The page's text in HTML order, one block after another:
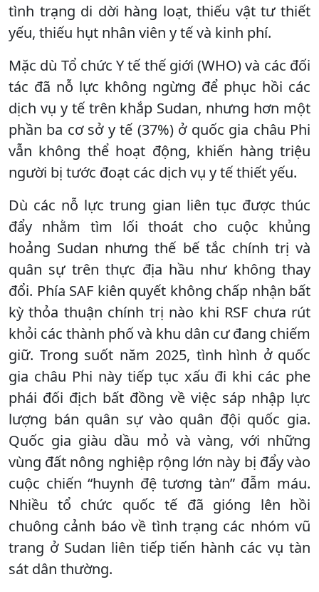
tình trạng di dời hàng loạt, thiếu vật tư thiết
yếu, thiếu hụt nhân viên y tế và kinh phí.
Mặc dù Tổ chức Y tế thế giới (WHO) và các đối
tác đã nỗ lực không ngừng để phục hồi các
dịch vụ y tế trên khắp Sudan, nhưng hơn một
phần ba cơ sở y tế (37%) ở quốc gia châu Phi
vẫn không thể hoạt động, khiến hàng triệu
người bị tước đoạt các dịch vụ y tế thiết yếu.
Dù các nỗ lực trung gian liên tục được thúc
đẩy nhằm tìm lối thoát cho cuộc khủng
hoảng Sudan nhưng thế bế tắc chính trị và
quân sự trên thực địa hầu như không thay
đổi. Phía SAF kiên quyết không chấp nhận bất
kỳ thỏa thuận chính trị nào khi RSF chưa rút
khỏi các thành phố và khu dân cư đang chiếm
giữ. Trong suốt năm 2025, tình hình ở quốc
gia châu Phi này tiếp tục xấu đi khi các phe
phái đối địch bất đồng về việc sáp nhập lực
lượng bán quân sự vào quân đội quốc gia.
Quốc gia giàu dầu mỏ và vàng, với những
vùng đất nông nghiệp rộng lớn này bị đẩy vào
cuộc chiến “huynh đệ tương tàn” đẫm máu.
Nhiều tổ chức quốc tế đã gióng lên hồi
chuông cảnh báo về tình trạng các nhóm vũ
trang ở Sudan liên tiếp tiến hành các vụ tàn
sát dân thường.